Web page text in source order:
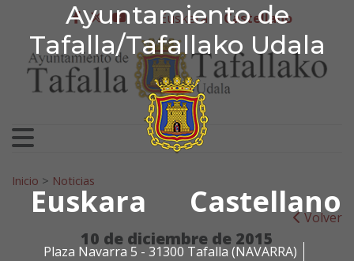
Ayuntamiento de
Tafalla/Tafallako Udala
Euskara Castellano
Plaza Navarra 5 - 31300 Tafalla (NAVARRA)
Ir al contenido
Ayuntamiento de
facebook
twitter
youtube
Euskera Castellano
Search for:
Inicio > Noticias
Volver
10 de diciembre de 2015